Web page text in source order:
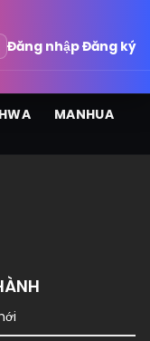
Đăng nhậpĐăng ký
MANHUA